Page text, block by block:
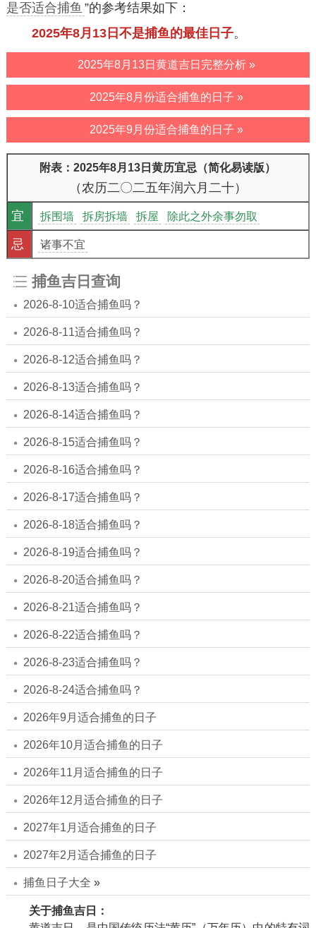
是否适合捕鱼 ”的参考结果如下：
2025年8月13日不是捕鱼的最佳日子。
2025年8月13日黄道吉日完整分析 »
2025年8月份适合捕鱼的日子 »
2025年9月份适合捕鱼的日子 »
附表：2025年8月13日黄历宜忌（简化易读版）
（农历二〇二五年润六月二十）
宜
拆围墙 拆房拆墙 拆屋
除此之外余事勿取
忌
诸事不宜
捕鱼吉日查询
2026-8-10适合捕鱼吗？
2026-8-11适合捕鱼吗？
2026-8-12适合捕鱼吗？
2026-8-13适合捕鱼吗？
2026-8-14适合捕鱼吗？
2026-8-15适合捕鱼吗？
2026-8-16适合捕鱼吗？
2026-8-17适合捕鱼吗？
2026-8-18适合捕鱼吗？
2026-8-19适合捕鱼吗？
2026-8-20适合捕鱼吗？
2026-8-21适合捕鱼吗？
2026-8-22适合捕鱼吗？
2026-8-23适合捕鱼吗？
2026-8-24适合捕鱼吗？
2026年9月适合捕鱼的日子
2026年10月适合捕鱼的日子
2026年11月适合捕鱼的日子
2026年12月适合捕鱼的日子
2027年1月适合捕鱼的日子
2027年2月适合捕鱼的日子
捕鱼日子大全 »
关于捕鱼吉日：